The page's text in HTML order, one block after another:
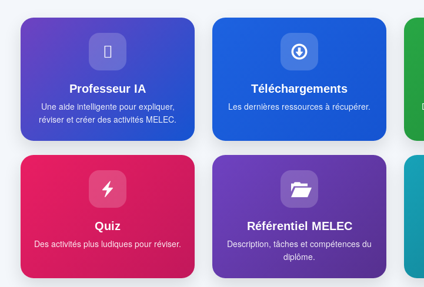
Professeur IA
Une aide intelligente pour expliquer,
réviser et créer des activités MELEC.
Téléchargements
Les dernières ressources à récupérer.
Quiz
Des activités plus ludiques pour réviser.
Référentiel MELEC
Description, tâches et compétences du
diplôme.